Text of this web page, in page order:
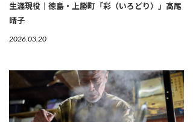
生涯現役｜徳島・上勝町「彩（いろどり）」高尾
晴子
2026.03.20